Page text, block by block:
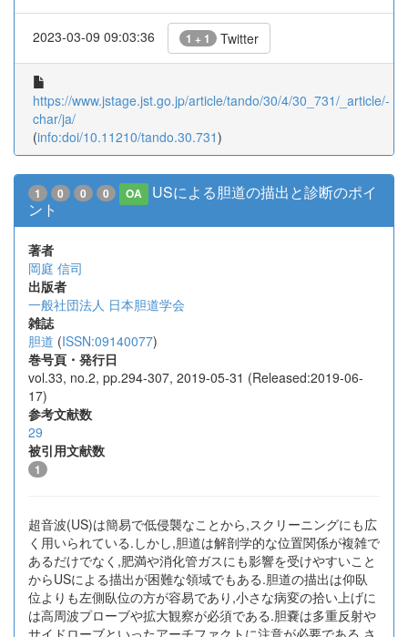
2023-03-09 09:03:36 1 + 1 Twitter
https://www.jstage.jst.go.jp/article/tando/30/4/30_731/_article/-
char/ja/
(info:doi/10.11210/tando.30.731)
1 0 0 0 OA
USによる胆道の描出と診断のポイ
ント
著者
岡庭 信司
出版者
一般社団法人 日本胆道学会
雑誌
胆道 (ISSN:09140077)
巻号頁・発行日
vol.33, no.2, pp.294-307, 2019-05-31 (Released:2019-06-
17)
参考文献数
29
被引用文献数
1
超音波(US)は簡易で低侵襲なことから,スクリーニングにも広
く用いられている.しかし,胆道は解剖学的な位置関係が複雑で
あるだけでなく,肥満や消化管ガスにも影響を受けやすいこと
からUSによる描出が困難な領域でもある.胆道の描出は仰臥
位よりも左側臥位の方が容易であり,小さな病変の拾い上げに
は高周波プローブや拡大観察が必須である.胆嚢は多重反射や
サイドローブといったアーチファクトに注意が必要である.さ